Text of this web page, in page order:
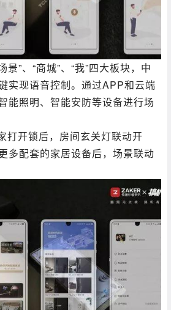
景”、“商城”、“我”四大板块，中
实现语音控制。 通过APP和云端
能照明、智能安防等设备进行场
打开锁后，房间玄关灯联动开
多配套的家居设备后，场景联动